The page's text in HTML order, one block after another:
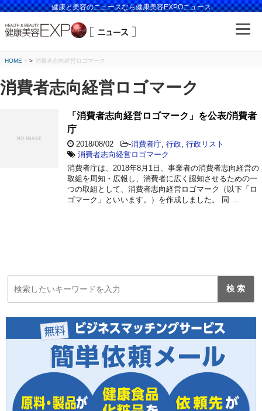
健康と美容のニュースなら健康美容EXPOニュース
HOME > 消費者志向経営ロゴマーク
消費者志向経営ロゴマーク
「消費者志向経営ロゴマーク」を公表/消費者
庁
2018/08/02 -消費者庁 行政 行政リスト
消費者志向経営ロゴマーク
消費者庁は、2018年8月1日、事業者の消費者志向経営の
取組を周知・広報し、消費者に広く認知させるための一
つの取組として、消費者志向経営ロゴマーク（以下「ロ
ゴマーク」といいます。）を作成しました。 同 …